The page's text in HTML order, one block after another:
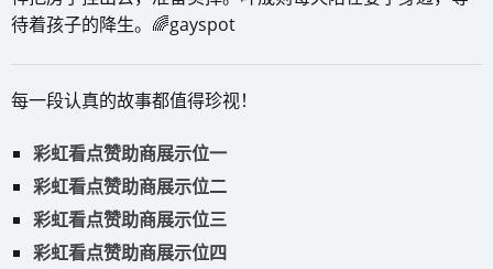
待着孩子的降生。🌈gayspot
每一段认真的故事都值得珍视！
彩虹看点赞助商展示位一
彩虹看点赞助商展示位二
彩虹看点赞助商展示位三
彩虹看点赞助商展示位四